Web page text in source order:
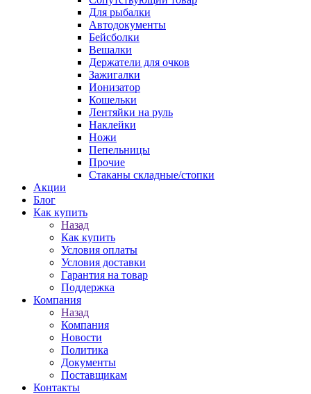
Для рыбалки
Автодокументы
Бейсболки
Вешалки
Держатели для очков
Зажигалки
Ионизатор
Кошельки
Лентяйки на руль
Наклейки
Ножи
Пепельницы
Прочие
Стаканы складные/стопки
Акции
Блог
Как купить
Назад
Как купить
Условия оплаты
Условия доставки
Гарантия на товар
Поддержка
Компания
Назад
Компания
Новости
Политика
Документы
Поставщикам
Контакты